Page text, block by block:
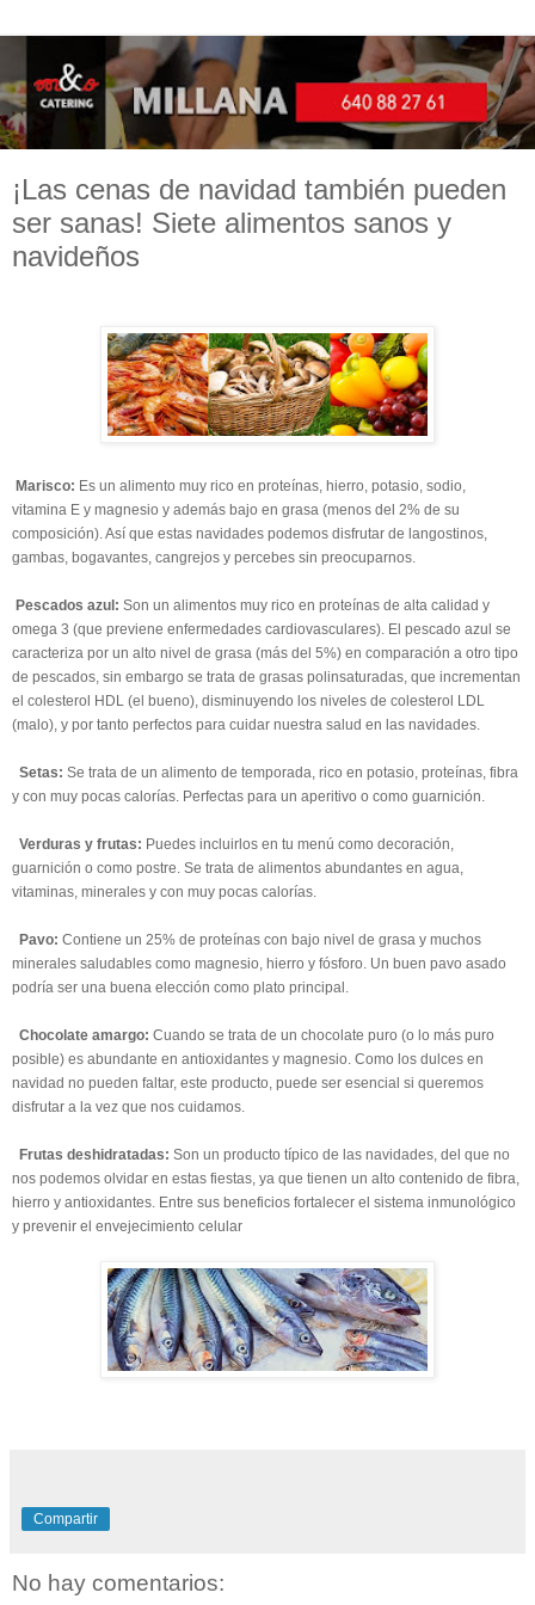
¡Las cenas de navidad también pueden
ser sanas! Siete alimentos sanos y
navideños
Marisco: Es un alimento muy rico en proteínas, hierro, potasio, sodio,
vitamina E y magnesio y además bajo en grasa (menos del 2% de su
composición). Así que estas navidades podemos disfrutar de langostinos,
gambas, bogavantes, cangrejos y percebes sin preocuparnos.
Pescados azul: Son un alimentos muy rico en proteínas de alta calidad y
omega 3 (que previene enfermedades cardiovasculares). El pescado azul se
caracteriza por un alto nivel de grasa (más del 5%) en comparación a otro tipo
de pescados, sin embargo se trata de grasas polinsaturadas, que incrementan
el colesterol HDL (el bueno), disminuyendo los niveles de colesterol LDL
(malo), y por tanto perfectos para cuidar nuestra salud en las navidades.
Setas: Se trata de un alimento de temporada, rico en potasio, proteínas, fibra
y con muy pocas calorías. Perfectas para un aperitivo o como guarnición.
Verduras y frutas: Puedes incluirlos en tu menú como decoración,
guarnición o como postre. Se trata de alimentos abundantes en agua,
vitaminas, minerales y con muy pocas calorías.
Pavo: Contiene un 25% de proteínas con bajo nivel de grasa y muchos
minerales saludables como magnesio, hierro y fósforo. Un buen pavo asado
podría ser una buena elección como plato principal.
Chocolate amargo: Cuando se trata de un chocolate puro (o lo más puro
posible) es abundante en antioxidantes y magnesio. Como los dulces en
navidad no pueden faltar, este producto, puede ser esencial si queremos
disfrutar a la vez que nos cuidamos.
Frutas deshidratadas: Son un producto típico de las navidades, del que no
nos podemos olvidar en estas fiestas, ya que tienen un alto contenido de fibra,
hierro y antioxidantes. Entre sus beneficios fortalecer el sistema inmunológico
y prevenir el envejecimiento celular
Compartir
No hay comentarios: